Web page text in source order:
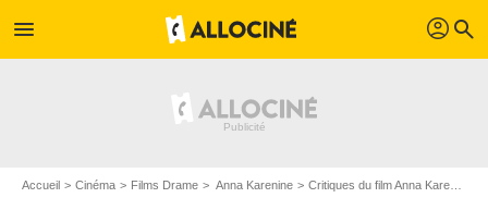
menu profil search
Accueil Cinéma Films Drame Anna Karenine Critiques du film Anna Karenine